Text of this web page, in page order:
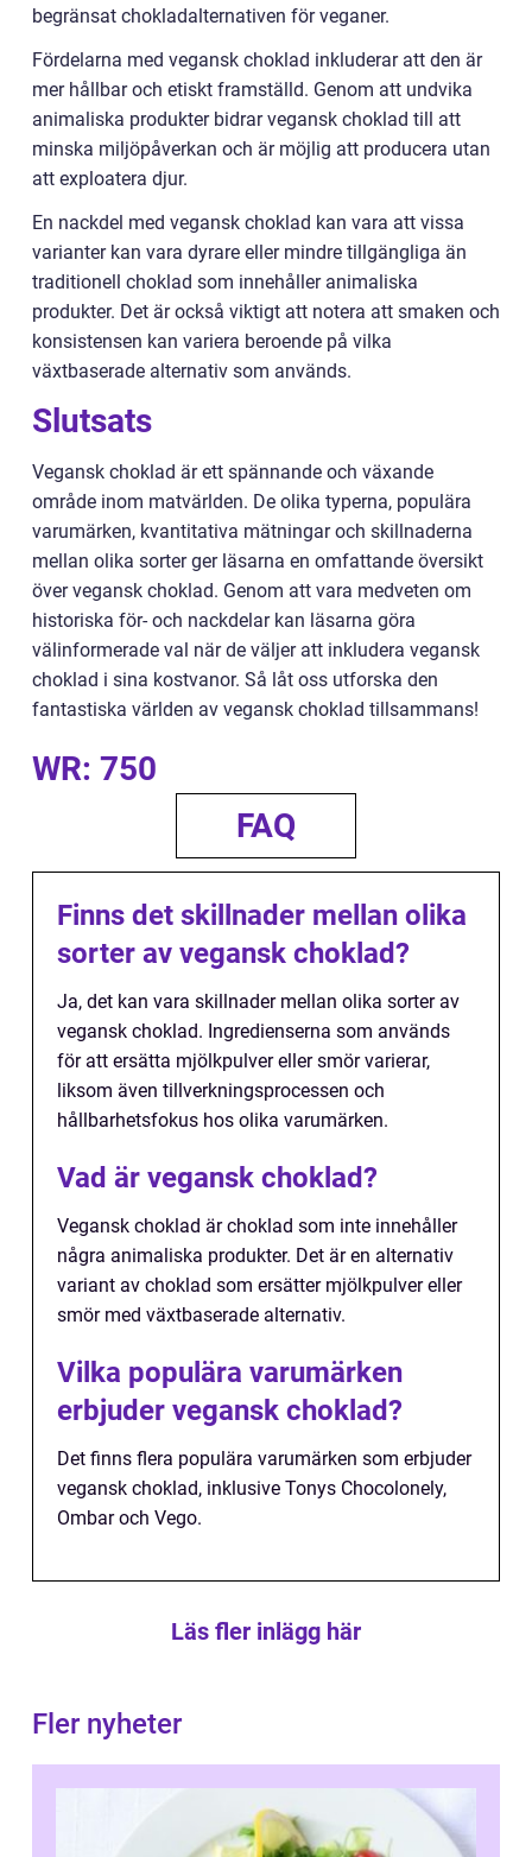
begränsat chokladalternativen för veganer.
Fördelarna med vegansk choklad inkluderar att den är
mer hållbar och etiskt framställd. Genom att undvika
animaliska produkter bidrar vegansk choklad till att
minska miljöpåverkan och är möjlig att producera utan
att exploatera djur.
En nackdel med vegansk choklad kan vara att vissa
varianter kan vara dyrare eller mindre tillgängliga än
traditionell choklad som innehåller animaliska
produkter. Det är också viktigt att notera att smaken och
konsistensen kan variera beroende på vilka
växtbaserade alternativ som används.
Slutsats
Vegansk choklad är ett spännande och växande
område inom matvärlden. De olika typerna, populära
varumärken, kvantitativa mätningar och skillnaderna
mellan olika sorter ger läsarna en omfattande översikt
över vegansk choklad. Genom att vara medveten om
historiska för- och nackdelar kan läsarna göra
välinformerade val när de väljer att inkludera vegansk
choklad i sina kostvanor. Så låt oss utforska den
fantastiska världen av vegansk choklad tillsammans!
WR: 750
FAQ
Finns det skillnader mellan olika
sorter av vegansk choklad?
Ja, det kan vara skillnader mellan olika sorter av
vegansk choklad. Ingredienserna som används
för att ersätta mjölkpulver eller smör varierar,
liksom även tillverkningsprocessen och
hållbarhetsfokus hos olika varumärken.
Vad är vegansk choklad?
Vegansk choklad är choklad som inte innehåller
några animaliska produkter. Det är en alternativ
variant av choklad som ersätter mjölkpulver eller
smör med växtbaserade alternativ.
Vilka populära varumärken
erbjuder vegansk choklad?
Det finns flera populära varumärken som erbjuder
vegansk choklad, inklusive Tonys Chocolonely,
Ombar och Vego.
Läs fler inlägg här
Fler nyheter